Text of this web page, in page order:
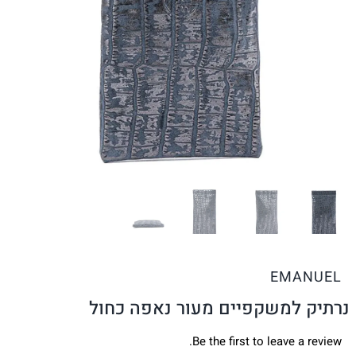
EMANUEL
נרתיק למשקפיים מעור נאפה כחול
Be the first to leave a review.